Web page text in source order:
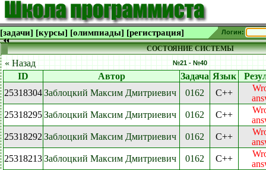
[задачи] [курсы] [олимпиады] [регистрация] Логин:
СОСТОЯНИЕ СИСТЕМЫ
« Назад №21 - №40
ID Автор Задача Язык
25318304Заблоцкий Максим Дмитриевич 0162 C++
25318295Заблоцкий Максим Дмитриевич 0162 C++
25318292 Заблоцкий Максим Дмитриевич 0162 C++
25318213Заблоцкий Максим Дмитриевич 0162 C++